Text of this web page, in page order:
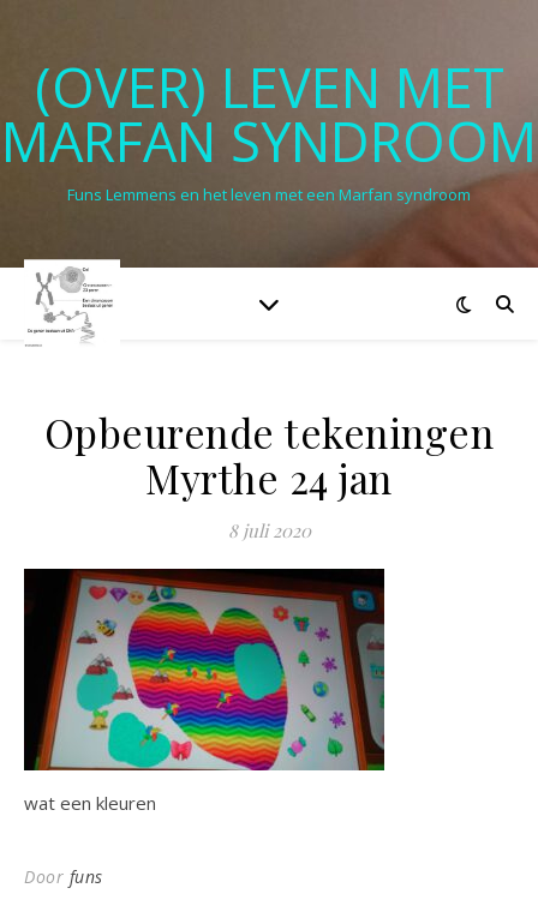
(OVER) LEVEN MET
MARFAN SYNDROOM
Funs Lemmens en het leven met een Marfan syndroom
Opbeurende tekeningen
Myrthe 24 jan
8 juli 2020
wat een kleuren
Door funs